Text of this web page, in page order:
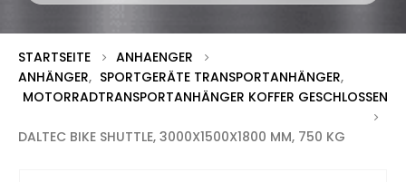
STARTSEITE
ANHAENGER
ANHÄNGER, SPORTGERÄTE TRANSPORTANHÄNGER,
MOTORRADTRANSPORTANHÄNGER KOFFER GESCHLOSSEN
DALTEC BIKE SHUTTLE, 3000X1500X1800 MM, 750 KG